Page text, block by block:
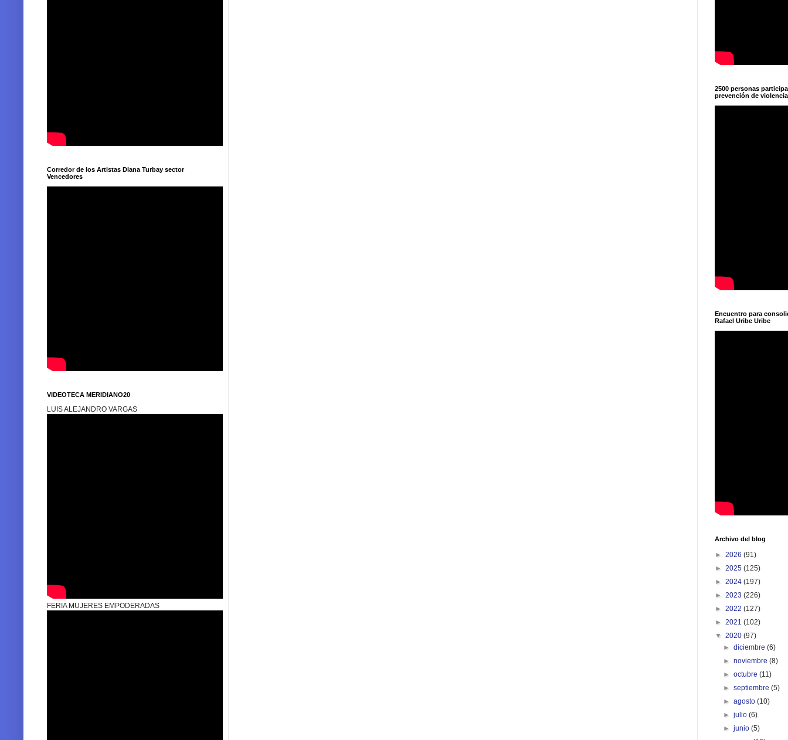
Corredor de los Artistas Diana Turbay sector
Vencedores
VIDEOTECA MERIDIANO20
LUIS ALEJANDRO VARGAS
FERIA MUJERES EMPODERADAS
2500 personas
prevención de
Encuentro para
Rafael Uribe Uribe
Archivo del blog
► 2026 (91)
► 2025 (125)
► 2024 (197)
► 2023 (226)
► 2022 (127)
► 2021 (102)
▼ 2020 (97)
►diciembre(6)
►noviembre(8)
►octubre(11)
►septiembre(5)
►agosto(10)
►julio(6)
►junio(5)